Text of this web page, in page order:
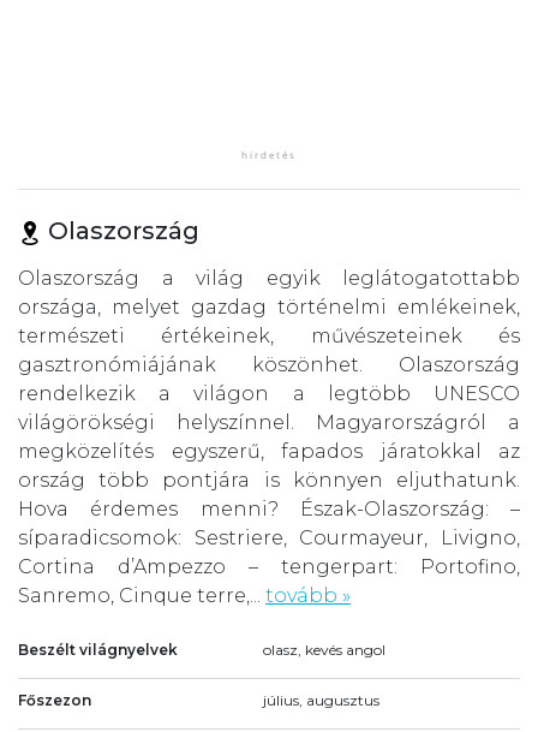
Olaszország
Olaszország a világ egyik leglátogatottabb
országa, melyet gazdag történelmi emlékeinek,
természeti értékeinek, művészeteinek és
gasztronómiájának köszönhet. Olaszország
rendelkezik a világon a legtöbb UNESCO
világörökségi helyszínnel. Magyarországról a
megközelítés egyszerű, fapados járatokkal az
ország több pontjára is könnyen eljuthatunk.
Hova érdemes menni? Észak-Olaszország: –
síparadicsomok: Sestriere, Courmayeur, Livigno,
Cortina d’Ampezzo – tengerpart: Portofino,
Sanremo, Cinque terre,... tovább »
Beszélt világnyelvek olasz, kevés angol
Főszezon július, augusztus